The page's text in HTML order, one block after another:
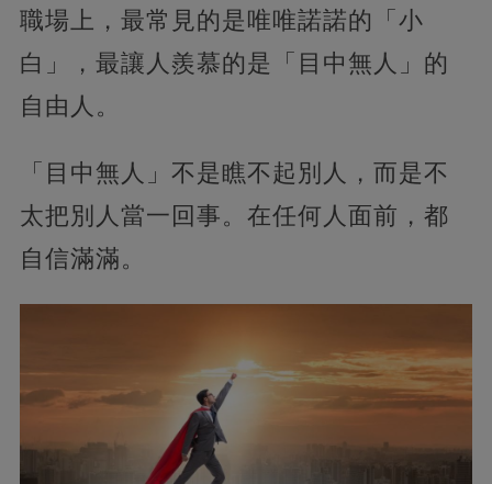
職場上，最常見的是唯唯諾諾的「小
白」，最讓人羨慕的是「目中無人」的
自由人。
「目中無人」不是瞧不起別人，而是不
太把別人當一回事。在任何人面前，都
自信滿滿。